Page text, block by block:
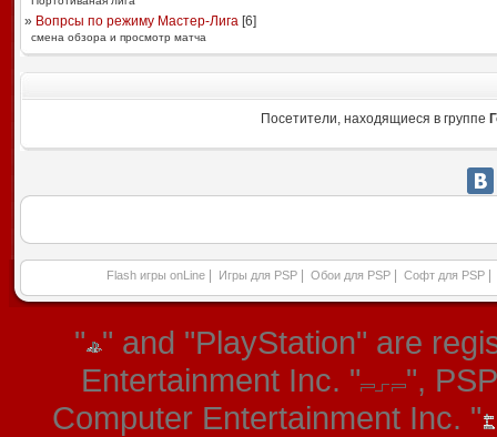
» Вопрсы по режиму Мастер-Лига[6]
смена обзора и просмотр матча
Посетители, находящиеся в группе
Flash игры onLine Игры для PSP Обои для PSP Софт для PSP
" " and "PlayStation" are
Entertainment Inc. "
",
Computer Entertainment Inc. "